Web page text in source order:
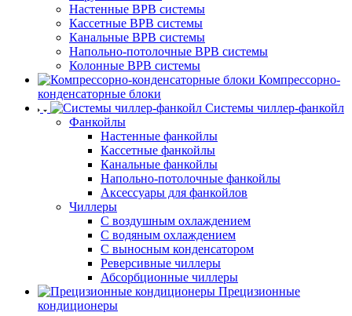
Настенные ВРВ системы
Кассетные ВРВ системы
Канальные ВРВ системы
Напольно-потолочные ВРВ системы
Колонные ВРВ системы
Компрессорно-
конденсаторные блоки
Системы чиллер-фанкойл
Фанкойлы
Настенные фанкойлы
Кассетные фанкойлы
Канальные фанкойлы
Напольно-потолочные фанкойлы
Аксессуары для фанкойлов
Чиллеры
С воздушным охлаждением
С водяным охлаждением
С выносным конденсатором
Реверсивные чиллеры
Абсорбционные чиллеры
Прецизионные
кондиционеры